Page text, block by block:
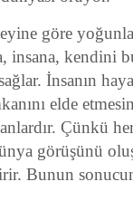
göre
insana, kendini
İnsanın
elde
Çünkü
görüşünü
Bunun